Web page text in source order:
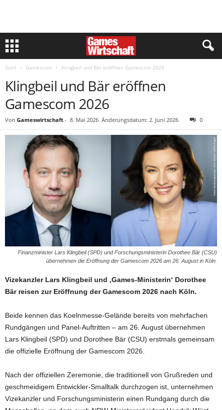
Start Gamescom Klingbeil und Bär eröffnen Gamescom 2026
Klingbeil und Bär eröffnen
Gamescom 2026
Von Gameswirtschaft - 8. Mai 2026 Änderungsdatum: 2. Juni 2026 0
Finanzminister Lars Klingbeil (SPD) und Forschungsministerin Dorothee Bär (CSU)
übernehmen die Eröffnung der Gamescom 2026 am 26. August in Köln.
Vizekanzler Lars Klingbeil und ‚Games-Ministerin‘ Dorothee
Bär reisen zur Eröffnung der Gamescom 2026 nach Köln.
Beide kennen das Koelnmesse-Gelände bereits von mehrfachen
Rundgängen und Panel-Auftritten – am 26. August übernehmen
Lars Klingbeil (SPD) und Dorothee Bär (CSU) erstmals gemeinsam
die offizielle Eröffnung der Gamescom 2026.
Nach der offiziellen Zeremonie, die traditionell von Grußreden und
geschmeidigem Entwickler-Smalltalk durchzogen ist, unternehmen
Vizekanzler und Forschungsministerin einen Rundgang durch die